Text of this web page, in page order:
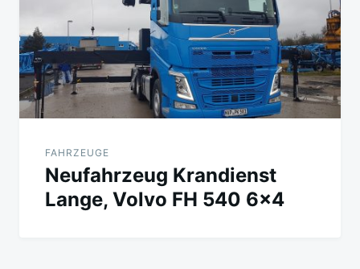
FAHRZEUGE
Neufahrzeug Krandienst
Lange, Volvo FH 540 6×4